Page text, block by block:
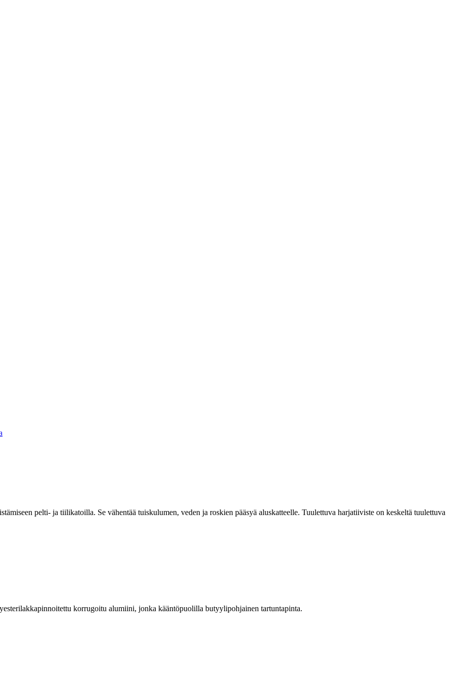
pelti- ja tiilikatoilla. Se vähentää tuiskulumen, veden ja roskien pääsyä aluskatteelle. Tuulettuva harjatiiviste on keskeltä tuulettuva
korrugoitu alumiini, jonka kääntöpuolilla butyylipohjainen tartuntapinta.